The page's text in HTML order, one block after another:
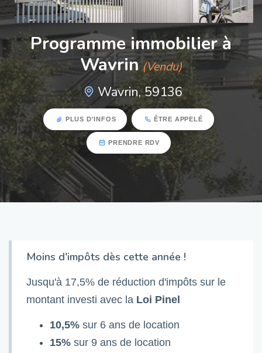
Programme immobilier à
Wavrin(Vendu)
Wavrin, 59136
PLUS D'INFOS ÊTRE APPELÉ
PRENDRE RDV
Moins d'impôts dès cette année !
Jusqu'à 17,5% de réduction d'impôts sur le
montant investi avec la Loi Pinel
10,5% sur 6 ans de location
15% sur 9 ans de location